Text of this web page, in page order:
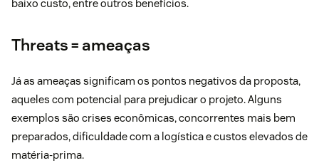
baixo custo, entre outros benefícios.
Threats = ameaças
Já as ameaças significam os pontos negativos da proposta,
aqueles com potencial para prejudicar o projeto. Alguns
exemplos são crises econômicas, concorrentes mais bem
preparados, dificuldade com a logística e custos elevados de
matéria-prima.